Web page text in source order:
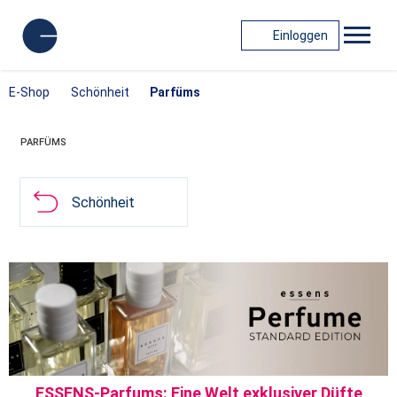
Einloggen
E-Shop Schönheit Parfüms
PARFÜMS
Schönheit
ESSENS-Parfums: Eine Welt exklusiver Düfte